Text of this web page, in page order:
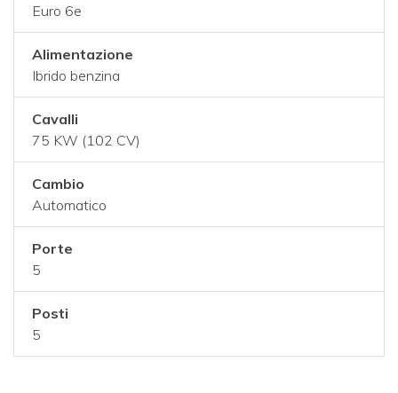
Euro 6e
Alimentazione
Ibrido benzina
Cavalli
75 KW (102 CV)
Cambio
Automatico
Porte
5
Posti
5